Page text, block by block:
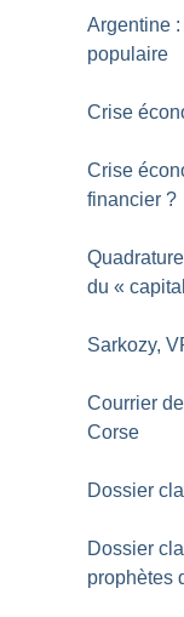
Argentine
populaire
Crise
Crise
financier ?
du «
Sarkozy,
Courrier
Corse
Dossier
Dossier
prophètes